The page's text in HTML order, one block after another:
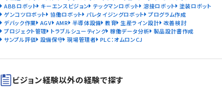
ABBロボット キーエンスビジョン テックマンロボット 溶接ロボット 塗装ロボット
ゲンコツロボット 協働ロボット パレタイジングロボット プログラム作成
デバック作業 AGV AMR 半導体設備 教育 生産ライン設計 改善検討
プロジェクト管理 トラブルシューティング 稼働データ分析 製品設計書作成
サンプル評価 設備保守 現場管理者 PLC：オムロンCJ
ビジョン経験以外の経験で探す